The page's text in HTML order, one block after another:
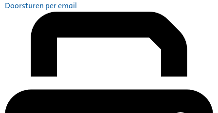
Doorsturen per email